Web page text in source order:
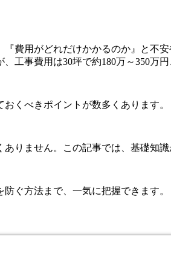
費用がどれだけかかるのか』と不
事費用は30坪で約180万～350万
くべきポイントが数多くあります。
ありません。この記事では、基礎知
ぐ方法まで、一気に把握できます